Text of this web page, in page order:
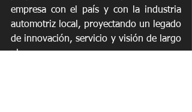
empresa con el país y con la industria
automotriz local, proyectando un legado
de innovación, servicio y visión de largo
plazo.